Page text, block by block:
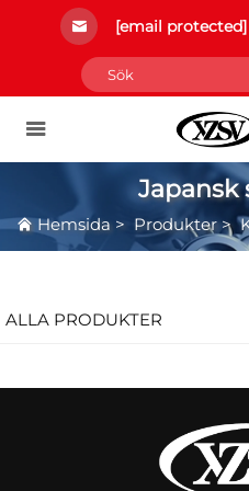
[email protected]
Japansk
Hemsida > Produkter>
ALLA PRODUKTER